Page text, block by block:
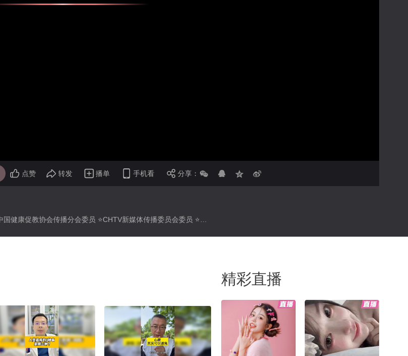
点赞 转发 播单 手机看 分享：
精彩直播